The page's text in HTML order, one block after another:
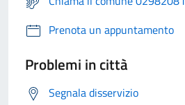
Prenota un appuntamento
Problemi in città
Segnala disservizio